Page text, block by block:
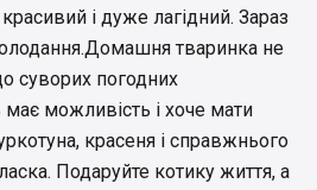
і дуже лагідний. Зараз
тваринка не
суворих погодних
можливість і хоче мати
красеня і справжнього
Подаруйте котику життя, а